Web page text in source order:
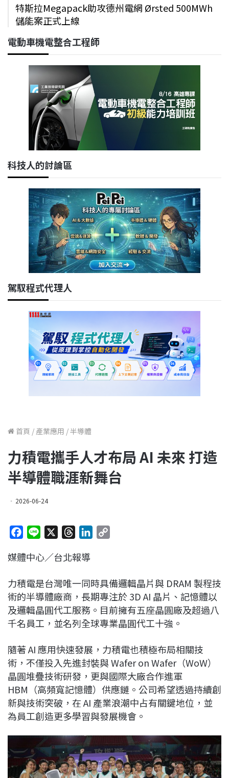
特斯拉Megapack助攻德州電網 Ørsted 500MWh
儲能案正式上線
電動車機電整合工程師
科技人的討論區
駕馭程式代理人